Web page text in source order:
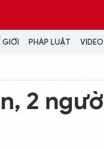
GIỚI PHÁP LUẬT VIDEO
- XÃ HỘI
2